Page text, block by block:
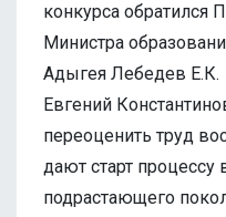
конкурса обратился
Министра
Адыгея Лебедев Е.К.
Евгений
переоценить труд
дают старт процессу
подрастающего